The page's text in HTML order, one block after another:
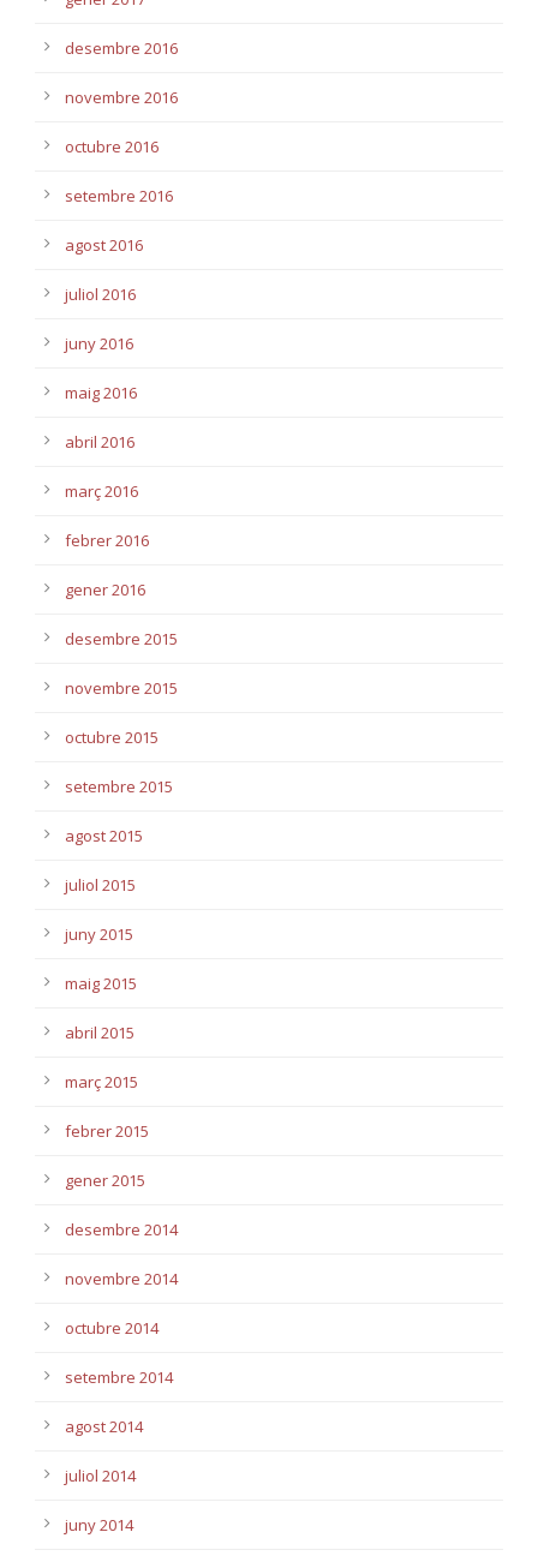
desembre 2016
novembre 2016
octubre 2016
setembre 2016
agost 2016
juliol 2016
juny 2016
maig 2016
abril 2016
març 2016
febrer 2016
gener 2016
desembre 2015
novembre 2015
octubre 2015
setembre 2015
agost 2015
juliol 2015
juny 2015
maig 2015
abril 2015
març 2015
febrer 2015
gener 2015
desembre 2014
novembre 2014
octubre 2014
setembre 2014
agost 2014
juliol 2014
juny 2014